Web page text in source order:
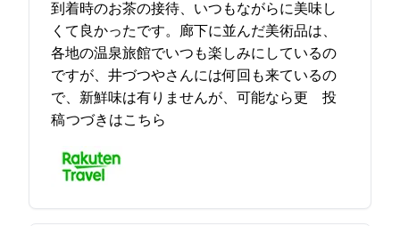
到着時のお茶の接待、いつもながらに美味し
くて良かったです。廊下に並んだ美術品は、
各地の温泉旅館でいつも楽しみにしているの
ですが、井づつやさんには何回も来ているの
で、新鮮味は有りませんが、可能なら更… 2021-12-04 13:20:43投
稿つづきはこちら